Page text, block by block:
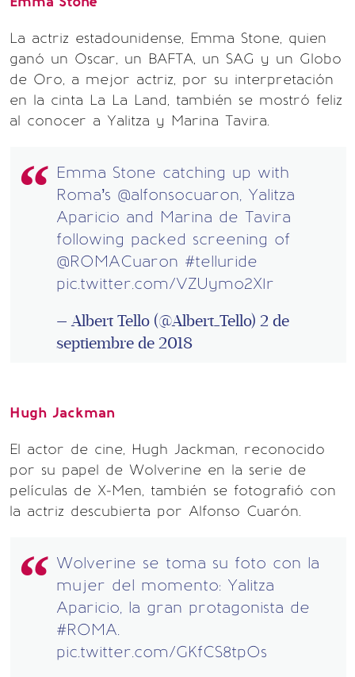
La actriz estadounidense, Emma Stone, quien
ganó un Oscar, un BAFTA, un SAG y un Globo
de Oro, a mejor actriz, por su interpretación
en la cinta La La Land, también se mostró feliz
al conocer a Yalitza y Marina Tavira.
Emma Stone catching up with
Roma’s @alfonsocuaron, Yalitza
Aparicio and Marina de Tavira
following packed screening of
@ROMACuaron #telluride
pic.twitter.com/VZUymo2X1r
— Albert Tello (@Albert_Tello) 2 de
septiembre de 2018
Hugh Jackman
El actor de cine, Hugh Jackman, reconocido
por su papel de Wolverine en la serie de
películas de X-Men, también se fotografió con
la actriz descubierta por Alfonso Cuarón.
Wolverine se toma su foto con la
mujer del momento: Yalitza
Aparicio, la gran protagonista de
#ROMA.
pic.twitter.com/GKfCS8tpOs